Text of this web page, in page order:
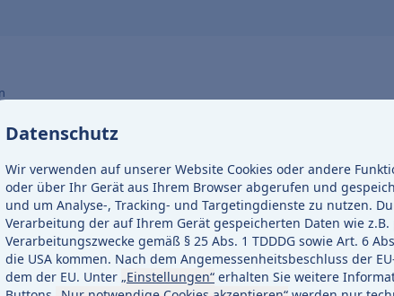
Datenschutz
Wir verwenden auf unserer Website Cookies oder andere
oder über Ihr Gerät aus Ihrem Browser abgerufen und
und um Analyse-, Tracking- und Targetingdienste zu nutzen.
Verarbeitung der auf Ihrem Gerät gespeicherten Daten wie
Verarbeitungszwecke gemäß § 25 Abs. 1 TDDDG sowie Art. 6
die USA kommen. Nach dem Angemessenheitsbeschluss der
dem der EU. Unter „Einstellungen“ erhalten Sie weitere
in Darmstadt-
für Glasfaserkabel
(ac) – Die e-netz Südhessen verlegt im Darmstädter
Die Arbeiten im Bereich Brunnenweg 45 bis
3. Juni 2024 und dauern voraussichtlich bis Ende